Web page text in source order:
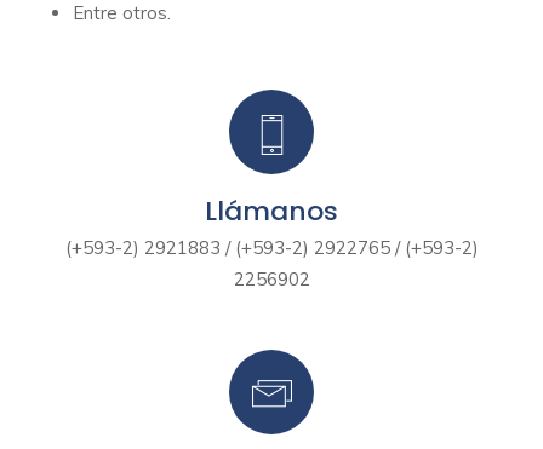
Entre otros.
Llámanos
(+593-2) 2921883 / (+593-2) 2922765 / (+593-2)
2256902